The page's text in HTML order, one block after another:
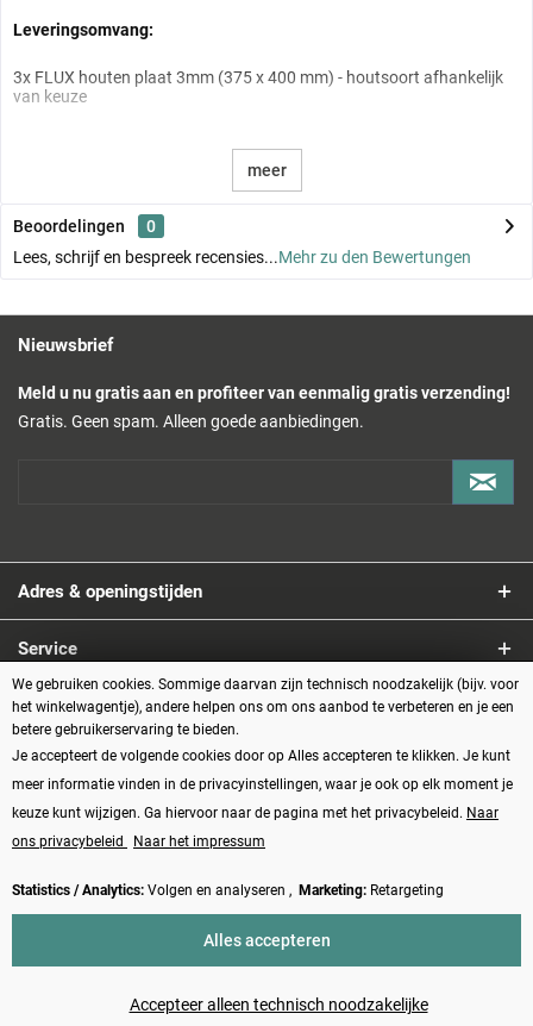
Leveringsomvang:
3x FLUX houten plaat 3mm (375 x 400 mm) - houtsoort afhankelijk
van keuze
meer
Beoordelingen
0
Lees, schrijf en bespreek recensies...Mehr zu den Bewertungen
Nieuwsbrief
Meld u nu gratis aan en profiteer van eenmalig gratis verzending!
Gratis. Geen spam. Alleen goede aanbiedingen.
Adres & openingstijden
Service
Informatie
Betaalmethoden
Vertrag widerrufen
rembourskosten, tenzij anders beschreven
We gebruiken cookies. Sommige daarvan zijn technisch noodzakelijk (bijv. voor
het winkelwagentje), andere helpen ons om ons aanbod te verbeteren en je een
betere gebruikerservaring te bieden.
Je accepteert de volgende cookies door op Alles accepteren te klikken. Je kunt
meer informatie vinden in de privacyinstellingen, waar je ook op elk moment je
keuze kunt wijzigen. Ga hiervoor naar de pagina met het privacybeleid. Naar
ons privacybeleid
Naar het impressum
Statistics / Analytics: Volgen en analyseren , Marketing: Retargeting
Accepteer alleen technisch noodzakelijke
Alles accepteren